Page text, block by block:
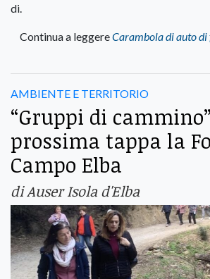
di.
Continua a leggereCarambola di auto
AMBIENTE E TERRITORIO
“Gruppi di
prossima tappa la
Campo Elba
di Auser Isola d'Elba